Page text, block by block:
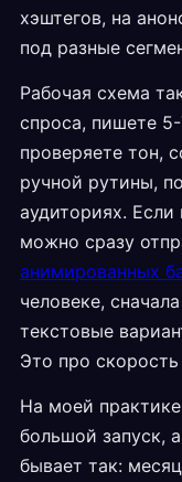
хэштегов, на
под разные
Рабочая схема
спроса, пишете
проверяете тон,
ручной рутины,
аудиториях.
можно сразу
анимированных
человеке,
текстовые
Это про
На моей
большой запуск,
бывает так: